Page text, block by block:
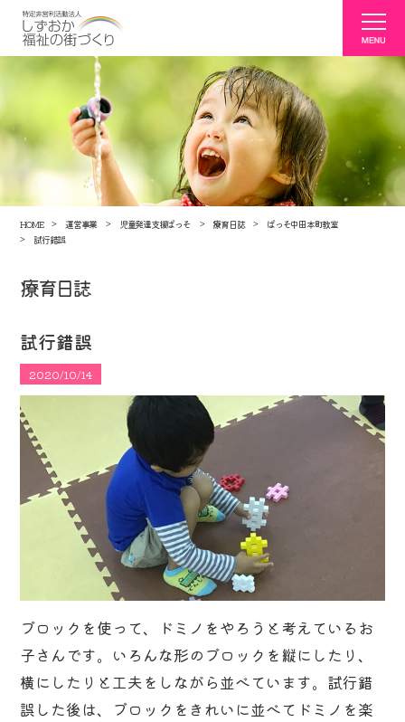
HOME 運営事業 児童発達支援ぱっそ 療育日誌
ぱっそ中田本町教室
試行錯誤
療育日誌
試行錯誤
2020/10/14
ブロックを使って、ドミノをやろうと考えているお
子さんです。いろんな形のブロックを縦にしたり、
横にしたりと工夫をしながら並べています。試行錯
誤した後は、ブロックをきれいに並べてドミノを楽